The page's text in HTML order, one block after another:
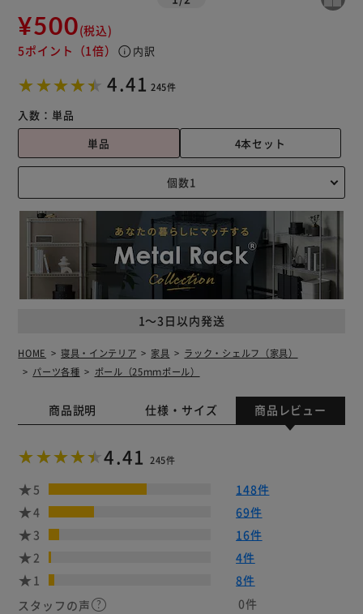
¥500(税込)
5ポイント （1倍） info 内訳
4.41 245件
入数： 単品
単品
4本セット
1～3日以内発送
HOME 寝具・インテリア 家具
ラック・シェルフ（家具）
パーツ各種
ポール（25ｍｍポール）
商品説明 仕様・サイズ 商品レビュー
4.41 245件
5
148件
4
69件
3
16件
2
4件
1
8件
スタッフの声
0件